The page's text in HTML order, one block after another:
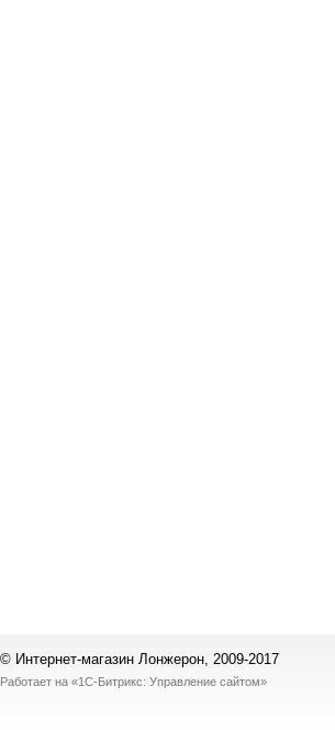
© Интернет-магазин Лонжерон, 2009-2017
Работает на «1С-Битрикс: Управление сайтом»